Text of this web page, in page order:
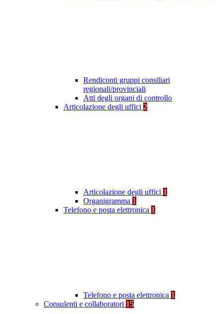
Rendiconti gruppi consiliari
regionali/provinciali
Atti degli organi di controllo
Articolazione degli uffici 2
Articolazione degli uffici 1
Organigramma 1
Telefono e posta elettronica 1
Telefono e posta elettronica 1
Consulenti e collaboratori 15